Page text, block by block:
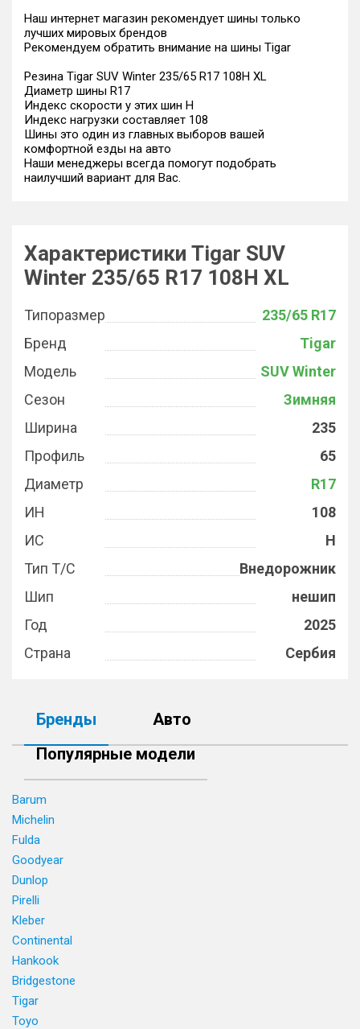
Наш интернет магазин рекомендует шины только
лучших мировых брендов
Рекомендуем обратить внимание на шины Tigar
Резина Tigar SUV Winter 235/65 R17 108H XL
Диаметр шины R17
Индекс скорости у этих шин H
Индекс нагрузки составляет 108
Шины это один из главных выборов вашей
комфортной езды на авто
Наши менеджеры всегда помогут подобрать
наилучший вариант для Вас.
Характеристики Tigar SUV
Winter 235/65 R17 108H XL
Типоразмер
235/65 R17
Бренд
Tigar
Модель
SUV Winter
Сезон
Зимняя
Ширина
235
Профиль
65
Диаметр
R17
ИН
108
ИС
H
Тип Т/С
Внедорожник
Шип
нешип
Год
2025
Страна
Сербия
Бренды
Авто
Популярные модели
Barum
Michelin
Fulda
Goodyear
Dunlop
Pirelli
Kleber
Continental
Hankook
Bridgestone
Tigar
Toyo